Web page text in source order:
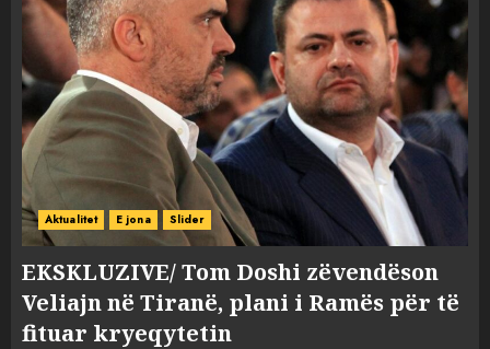
Aktualitet E jona Slider
EKSKLUZIVE/ Tom Doshi zëvendëson
Veliajn në Tiranë, plani i Ramës për të
fituar kryeqytetin